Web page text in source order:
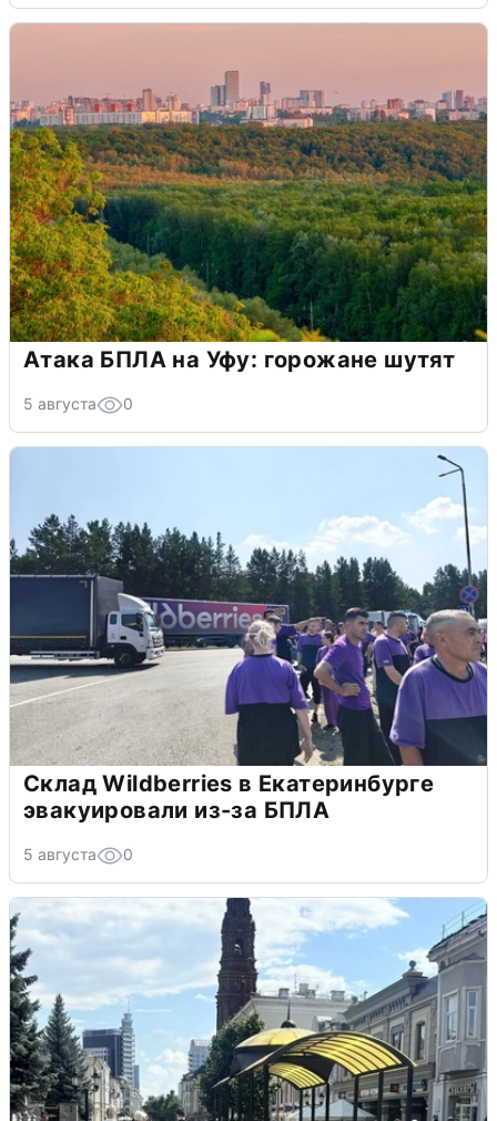
Атака БПЛА на Уфу: горожане шутят
5 августа 0
Склад Wildberries в Екатеринбурге
эвакуировали из-за БПЛА
5 августа 0